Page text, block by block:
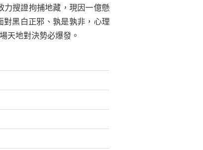
力搜證拘捕地藏，現因一億懸
黑白正邪、孰是孰非，心理
天地對決勢必爆發。